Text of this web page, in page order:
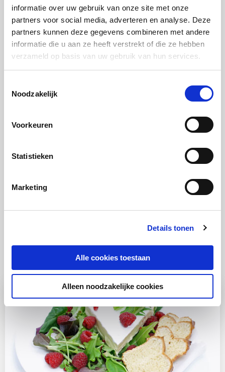
informatie over uw gebruik van onze site met onze
partners voor social media, adverteren en analyse. Deze
partners kunnen deze gegevens combineren met andere
informatie die u aan ze heeft verstrekt of die ze hebben
verzameld op basis van uw gebruik van hun services.
Noodzakelijk
Voorkeuren
Statistieken
Marketing
Details tonen
Alle cookies toestaan
Alleen noodzakelijke cookies
Stap 8:
Breng een pan water met zout aan de kook en kook
de tagliatelle beetgaar volgens de bereidingswijze op
Haal de kruiden en kruidnagel uit de saus. Roer de
nog circa 2 minuten. Serveer met de Parmezaanse